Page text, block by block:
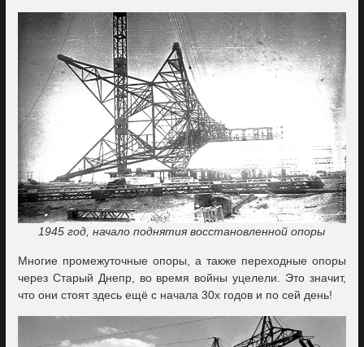
1945 год, начало поднятия восстановленной опоры
Многие промежуточные опоры, а также переходные опоры
через Старый Днепр, во время войны уцелели. Это значит,
что они стоят здесь ещё с начала 30х годов и по сей день!